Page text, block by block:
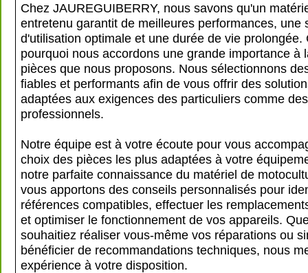
Chez JAUREGUIBERRY, nous savons qu'un
entretenu garantit de meilleures performances, une
d'utilisation optimale et une durée de vie prolongée.
pourquoi nous accordons une grande importance à
pièces que nous proposons. Nous sélectionnons
fiables et performants afin de vous offrir des
adaptées aux exigences des particuliers comme des
professionnels.
Notre équipe est à votre écoute pour vous
choix des pièces les plus adaptées à votre
notre parfaite connaissance du matériel de
vous apportons des conseils personnalisés pour
références compatibles, effectuer les
et optimiser le fonctionnement de vos appareils.
souhaitiez réaliser vous-même vos réparations ou
bénéficier de recommandations techniques, nous
expérience à votre disposition.